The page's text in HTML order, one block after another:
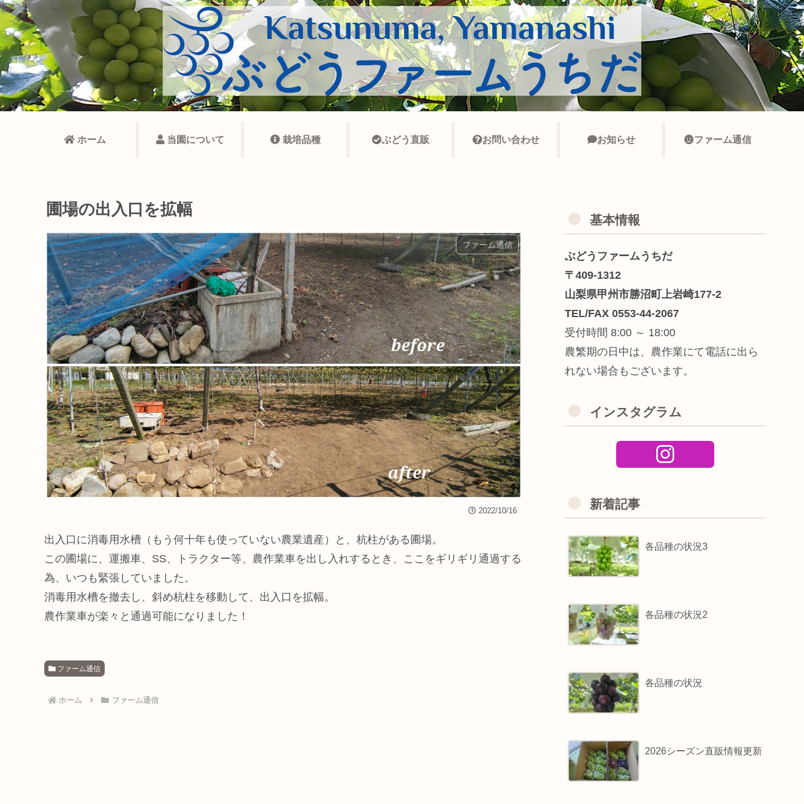
ホーム 当園について 栽培品種 ぶどう直販 お問い合わせ お知らせ ファーム通信
圃場の出入口を拡幅
ファーム通信
2022/10/16
出入口に消毒用水槽（もう何十年も使っていない農業遺産）と、杭柱がある圃場。
この圃場に、運搬車、SS、トラクター等、農作業車を出し入れするとき、ここをギリギリ通過する
為、いつも緊張していました。
消毒用水槽を撤去し、斜め杭柱を移動して、出入口を拡幅。
農作業車が楽々と通過可能になりました！
ファーム通信
ホーム ファーム通信
基本情報
ぶどうファームうちだ
〒409-1312
山梨県甲州市勝沼町上岩崎177-2
TEL/FAX 0553-44-2067
受付時間 8:00 ～ 18:00
農繁期の日中は、農作業にて電話に出ら
れない場合もございます。
インスタグラム
新着記事
各品種の状況3
各品種の状況2
各品種の状況
2026シーズン直販情報更新